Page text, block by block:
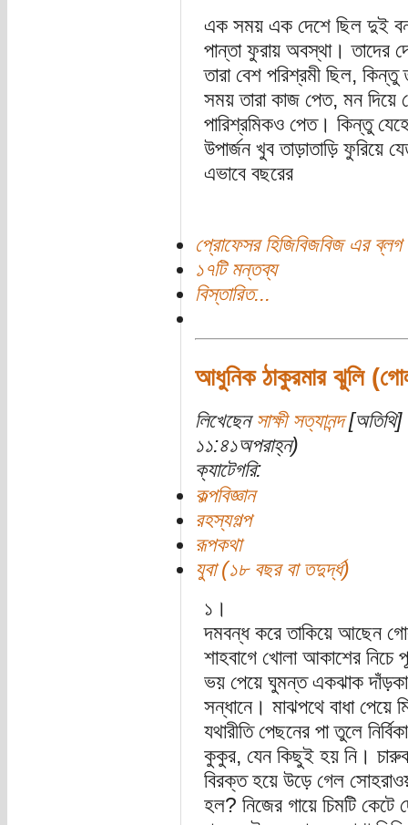
এক সময় এক দেশে ছিল দুই
পান্তা ফুরায় অবস্থা। তাদের
তারা বেশ পরিশ্রমী ছিল,
সময় তারা কাজ পেত, মন
পারিশ্রমিকও পেত। কিন্তু
উপার্জন খুব তাড়াতাড়ি
এভাবে বছরের
প্রোফেসর হিজিবিজবিজ এর ব্লগ
১৭টি মন্তব্য
বিস্তারিত...
আধুনিক ঠাকুরমার ঝুলি
লিখেছেন সাক্ষী সত্যানন্দ[অতিথি]
১১:৪১অপরাহ্ন)
ক্যাটেগরি:
কল্পবিজ্ঞান
রহস্যগল্প
রূপকথা
যুবা (১৮ বছর বা তদুর্দ্ধ)
১।
দমবন্ধ করে তাকিয়ে আছেন
শাহবাগে খোলা আকাশের নিচে
ভয় পেয়ে ঘুমন্ত একঝাক
সন্ধানে। মাঝপথে বাধা পেয়ে
যথারীতি পেছনের পা তুলে
কুকুর, যেন কিছুই হয় নি।
বিরক্ত হয়ে উড়ে গেল
হল? নিজের গায়ে চিমটি কেটে